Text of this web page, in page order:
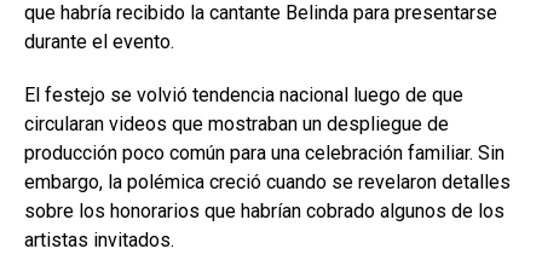
que habría recibido la cantante Belinda para presentarse
durante el evento.
El festejo se volvió tendencia nacional luego de que
circularan videos que mostraban un despliegue de
producción poco común para una celebración familiar. Sin
embargo, la polémica creció cuando se revelaron detalles
sobre los honorarios que habrían cobrado algunos de los
artistas invitados.